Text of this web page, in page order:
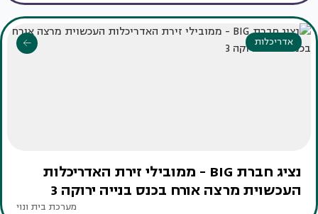
אדריכלות
נציג חברת BIG - ממובילי זירת האדריכלות
העכשוית מרצה אורח בכנס בנייה ירוקה 3
מערכת בית ונוי